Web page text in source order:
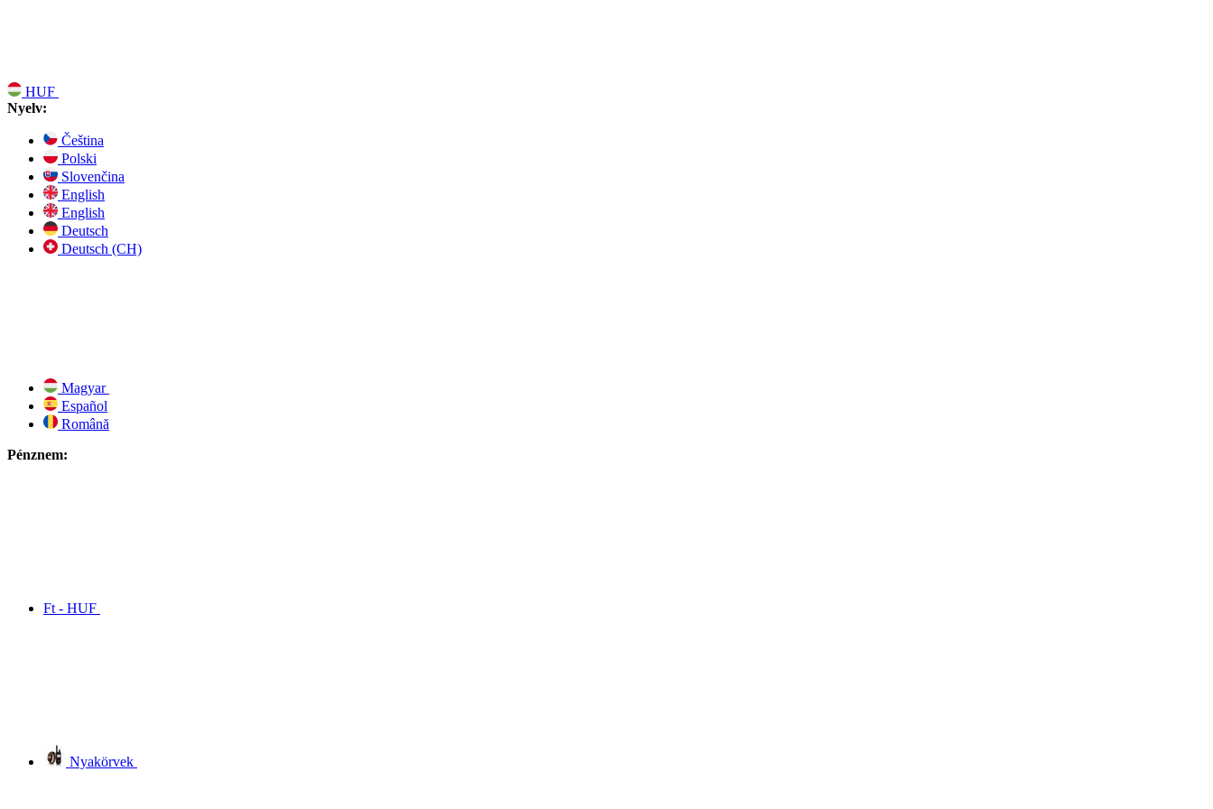
HUF
Nyelv:
Čeština
Polski
Slovenčina
English
English
Deutsch
Deutsch (CH)
Magyar
Español
Română
Pénznem:
Ft - HUF
Nyakörvek